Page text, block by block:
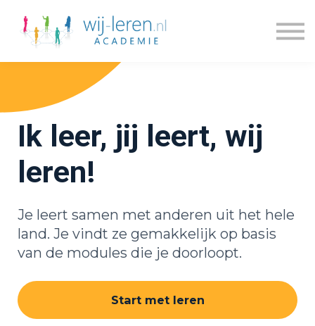
Kennisdossiers
Series
Inloggen
Account maken
Ik leer, jij leert, wij
leren!
Je leert samen met anderen uit het hele
land. Je vindt ze gemakkelijk op basis
van de modules die je doorloopt.
Start met leren